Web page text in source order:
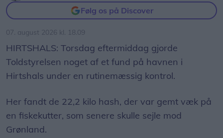
deres forældre, siger Michael Kongstad fra
Nordjyllands Politi.
Følg os på Discover
07. august 2026 kl. 18.09
HIRTSHALS: Torsdag eftermiddag gjorde
Toldstyrelsen noget af et fund på havnen i
Hirtshals under en rutinemæssig kontrol.
Her fandt de 22,2 kilo hash, der var gemt væk på
en fiskekutter, som senere skulle sejle mod
Grønland.